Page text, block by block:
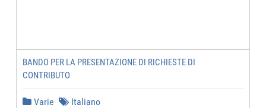
BANDO PER LA PRESENTAZIONE DI RICHIESTE DI
CONTRIBUTO
Varie Italiano